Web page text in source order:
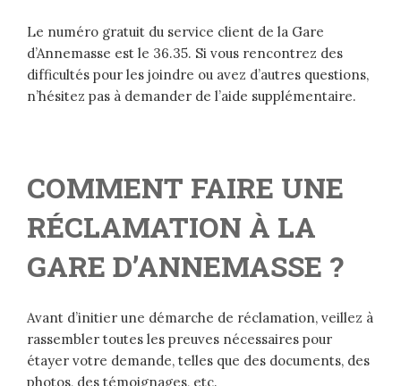
Le numéro gratuit du service client de la Gare
d’Annemasse est le 36.35. Si vous rencontrez des
difficultés pour les joindre ou avez d’autres questions,
n’hésitez pas à demander de l’aide supplémentaire.
COMMENT FAIRE UNE
RÉCLAMATION À LA
GARE D’ANNEMASSE ?
Avant d’initier une démarche de réclamation, veillez à
rassembler toutes les preuves nécessaires pour
étayer votre demande, telles que des documents, des
photos, des témoignages, etc.